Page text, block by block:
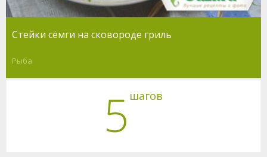
Стейки сёмги на сковороде гриль
Рыба
5 шагов